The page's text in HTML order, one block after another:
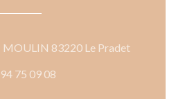
MOULIN 83220 Le Pradet
75 09 08